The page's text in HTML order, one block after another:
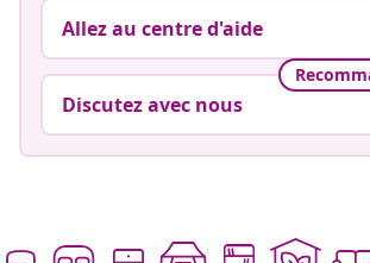
Allez au centre d'aide
Discutez avec nous